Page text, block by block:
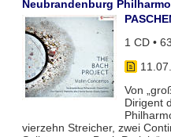
Neubrandenburg
1 CD •
Von
Dirigent
vierzehn Streicher, zwei